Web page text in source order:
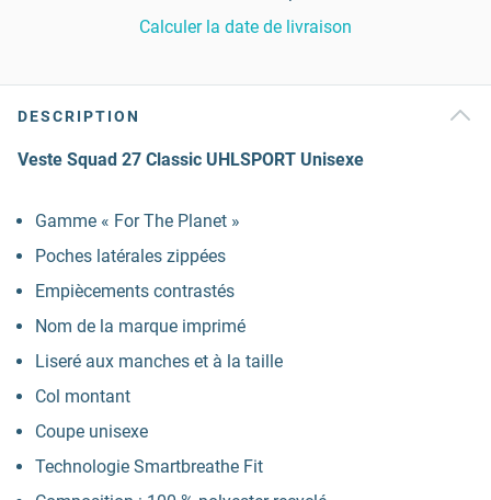
Calculer la date de livraison
DESCRIPTION
Veste Squad 27 Classic UHLSPORT Unisexe
Gamme « For The Planet »
Poches latérales zippées
Empiècements contrastés
Nom de la marque imprimé
Liseré aux manches et à la taille
Col montant
Coupe unisexe
Technologie Smartbreathe Fit